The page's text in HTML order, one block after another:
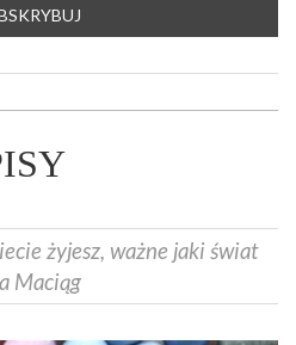
żyjesz, ważne jaki świat
Maciąg